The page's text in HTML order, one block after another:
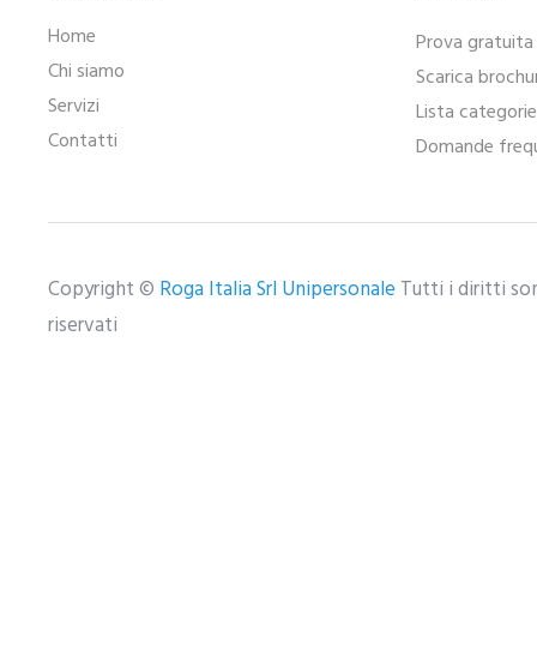
Home
Chi siamo
Servizi
Contatti
Prova gratuita
Scarica
Lista
Domande
Copyright © Roga Italia Srl Unipersonale Tutti i diritti
riservati